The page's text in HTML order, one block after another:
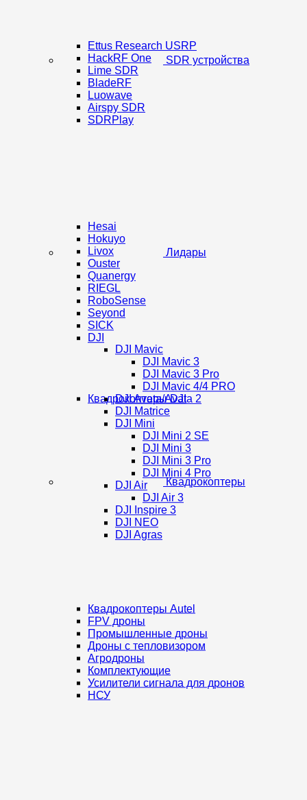
SDR устройства
Ettus Research USRP
HackRF One
Lime SDR
BladeRF
Luowave
Airspy SDR
SDRPlay
Лидары
Hesai
Hokuyo
Livox
Ouster
Quanergy
RIEGL
RoboSense
Seyond
SICK
DJI
Квадрокоптеры
Квадрокоптеры DJI
DJI Mavic
DJI Mavic 3
DJI Mavic 3 Pro
DJI Mavic 4/4 PRO
DJI Avata/Avata 2
DJI Matrice
DJI Mini
DJI Mini 2 SE
DJI Mini 3
DJI Mini 3 Pro
DJI Mini 4 Pro
DJI Air
DJI Air 3
DJI Inspire 3
DJI NEO
DJI Agras
Квадрокоптеры Autel
FPV дроны
Промышленные дроны
Дроны с тепловизором
Агродроны
Комплектующие
Усилители сигнала для дронов
НСУ